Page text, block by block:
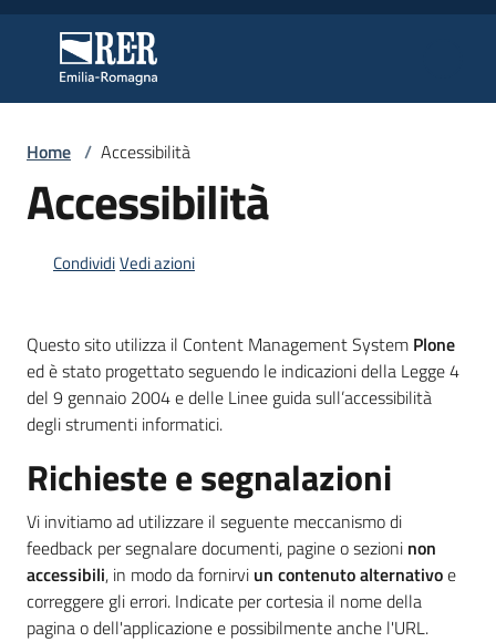
Regione Emilia-Romagna
Regione Emilia-Romagna
Novità
Servizi
Leggi
Atti
Bandi
Argomenti
Home / Accessibilità
Accessibilità
CondividiVedi azioni
Questo sito utilizza il Content Management System Plone
ed è stato progettato seguendo le indicazioni della Legge 4
del 9 gennaio 2004 e delle Linee guida sull’accessibilità
degli strumenti informatici.
Richieste e segnalazioni
Vi invitiamo ad utilizzare il seguente meccanismo di
feedback per segnalare documenti, pagine o sezioni non
accessibili, in modo da fornirvi un contenuto alternativoe
correggere gli errori. Indicate per cortesia il nome della
pagina o dell'applicazione e possibilmente anche l'URL.